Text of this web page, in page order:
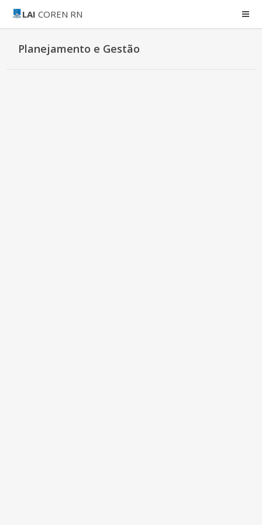
LAI COREN RN
Planejamento e Gestão